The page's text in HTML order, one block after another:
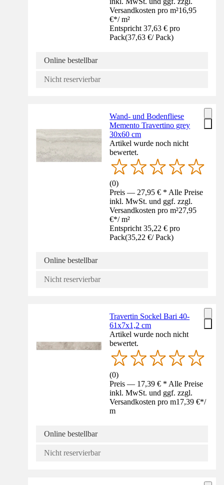
Versandkosten pro m²16,95
€*/ m²
Entspricht 37,63 € pro
Pack(37,63 €/ Pack)
Online bestellbar
Nicht reservierbar
Wand- und Bodenfliese
Memento Travertino grey
30x60 cm
Artikel wurde noch nicht
bewertet.
(0)
Preis — 27,95 € * Alle Preise
inkl. MwSt. und ggf. zzgl.
Versandkosten pro m²27,95
€*/ m²
Entspricht 35,22 € pro
Pack(35,22 €/ Pack)
Online bestellbar
Nicht reservierbar
Travertin Sockel Bari 40-
61x7x1,2 cm
Artikel wurde noch nicht
bewertet.
(0)
Preis — 17,39 € * Alle Preise
inkl. MwSt. und ggf. zzgl.
Versandkosten pro m17,39 €*/
m
Online bestellbar
Nicht reservierbar